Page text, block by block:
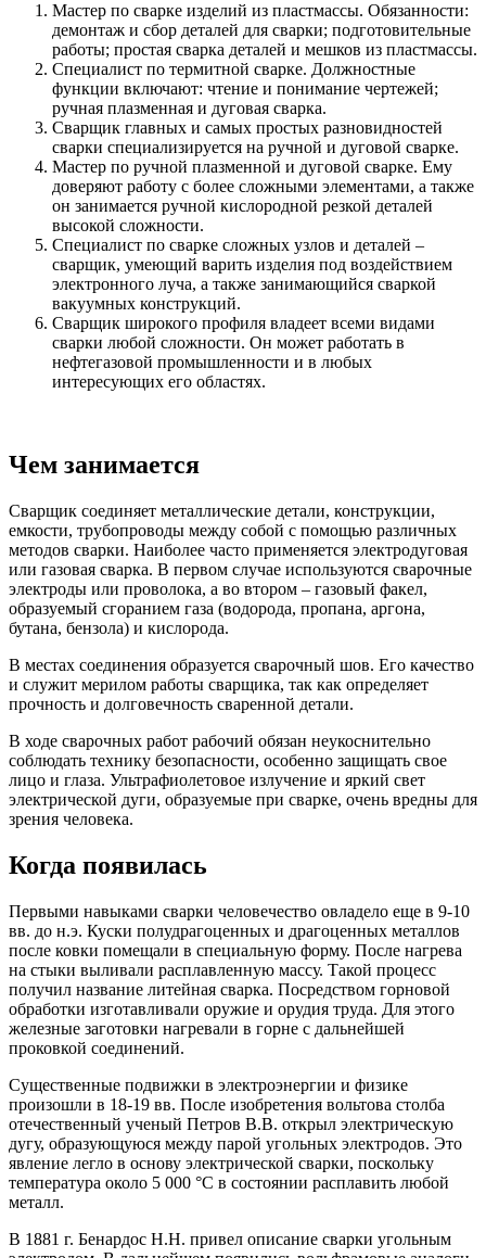
Мастер по сварке изделий из пластмассы. Обязанности:
демонтаж и сбор деталей для сварки; подготовительные
работы; простая сварка деталей и мешков из пластмассы.
Специалист по термитной сварке. Должностные
функции включают: чтение и понимание чертежей;
ручная плазменная и дуговая сварка.
Сварщик главных и самых простых разновидностей
сварки специализируется на ручной и дуговой сварке.
Мастер по ручной плазменной и дуговой сварке. Ему
доверяют работу с более сложными элементами, а также
он занимается ручной кислородной резкой деталей
высокой сложности.
Специалист по сварке сложных узлов и деталей –
сварщик, умеющий варить изделия под воздействием
электронного луча, а также занимающийся сваркой
вакуумных конструкций.
Сварщик широкого профиля владеет всеми видами
сварки любой сложности. Он может работать в
нефтегазовой промышленности и в любых
интересующих его областях.
Чем занимается
Сварщик соединяет металлические детали, конструкции,
емкости, трубопроводы между собой с помощью различных
методов сварки. Наиболее часто применяется электродуговая
или газовая сварка. В первом случае используются сварочные
электроды или проволока, а во втором – газовый факел,
образуемый сгоранием газа (водорода, пропана, аргона,
бутана, бензола) и кислорода.
В местах соединения образуется сварочный шов. Его качество
и служит мерилом работы сварщика, так как определяет
прочность и долговечность сваренной детали.
В ходе сварочных работ рабочий обязан неукоснительно
соблюдать технику безопасности, особенно защищать свое
лицо и глаза. Ультрафиолетовое излучение и яркий свет
электрической дуги, образуемые при сварке, очень вредны для
зрения человека.
Когда появилась
Первыми навыками сварки человечество овладело еще в 9-10
вв. до н.э. Куски полудрагоценных и драгоценных металлов
после ковки помещали в специальную форму. После нагрева
на стыки выливали расплавленную массу. Такой процесс
получил название литейная сварка. Посредством горновой
обработки изготавливали оружие и орудия труда. Для этого
железные заготовки нагревали в горне с дальнейшей
проковкой соединений.
Существенные подвижки в электроэнергии и физике
произошли в 18-19 вв. После изобретения вольтова столба
отечественный ученый Петров В.В. открыл электрическую
дугу, образующуюся между парой угольных электродов. Это
явление легло в основу электрической сварки, поскольку
температура около 5 000 °C в состоянии расплавить любой
металл.
В 1881 г. Бенардос Н.Н. привел описание сварки угольным